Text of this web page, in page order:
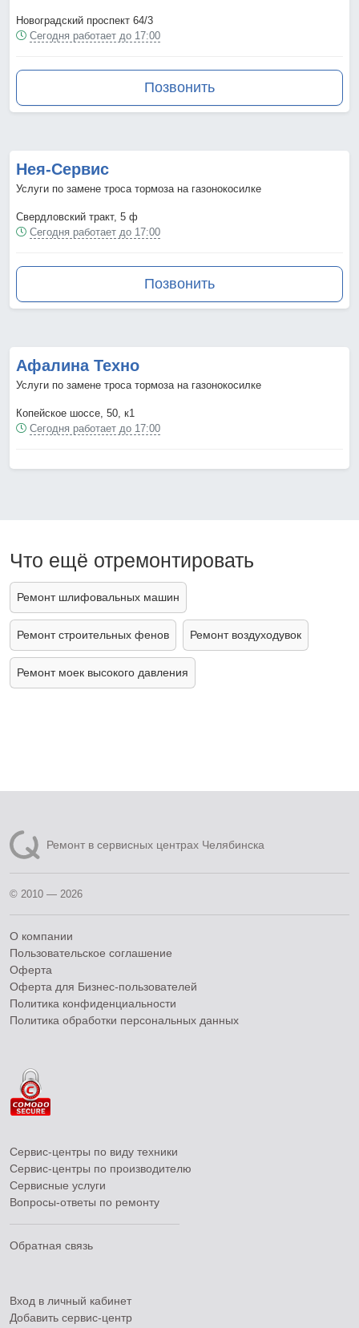
Новоградский проспект 64/3
Сегодня работает до 17:00
Позвонить
Нея-Сервис
Услуги по замене троса тормоза на газонокосилке
Свердловский тракт, 5 ф
Сегодня работает до 17:00
Позвонить
Афалина Техно
Услуги по замене троса тормоза на газонокосилке
Копейское шоссе, 50, к1
Сегодня работает до 17:00
Что ещё отремонтировать
Ремонт шлифовальных машин
Ремонт строительных фенов Ремонт воздуходувок
Ремонт моек высокого давления
Ремонт в сервисных центрах Челябинска
© 2010 — 2026
О компании
Пользовательское соглашение
Оферта
Оферта для Бизнес-пользователей
Политика конфиденциальности
Политика обработки персональных данных
Сервис-центры по виду техники
Сервис-центры по производителю
Сервисные услуги
Вопросы-ответы по ремонту
Обратная связь
Вход в личный кабинет
Добавить сервис-центр